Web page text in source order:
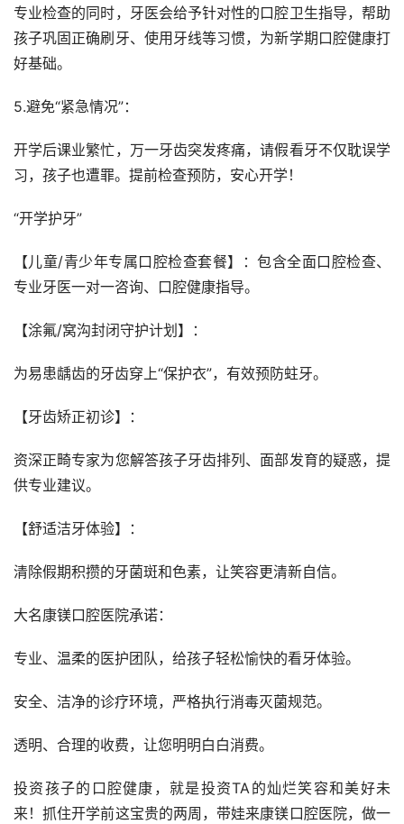
专业检查的同时，牙医会给予针对性的口腔卫生指导，帮助
孩子巩固正确刷牙、使用牙线等习惯，为新学期口腔健康打
好基础。
5.避免“紧急情况”：
开学后课业繁忙，万一牙齿突发疼痛，请假看牙不仅耽误学
习，孩子也遭罪。提前检查预防，安心开学！
“开学护牙”
【儿童/青少年专属口腔检查套餐】：包含全面口腔检查、
专业牙医一对一咨询、口腔健康指导。
【涂氟/窝沟封闭守护计划】：
为易患龋齿的牙齿穿上“保护衣”，有效预防蛀牙。
【牙齿矫正初诊】：
资深正畸专家为您解答孩子牙齿排列、面部发育的疑惑，提
供专业建议。
【舒适洁牙体验】：
清除假期积攒的牙菌斑和色素，让笑容更清新自信。
大名康镁口腔医院承诺：
专业、温柔的医护团队，给孩子轻松愉快的看牙体验。
安全、洁净的诊疗环境，严格执行消毒灭菌规范。
透明、合理的收费，让您明明白白消费。
投资孩子的口腔健康，就是投资TA的灿烂笑容和美好未
来！抓住开学前这宝贵的两周，带娃来康镁口腔医院，做一